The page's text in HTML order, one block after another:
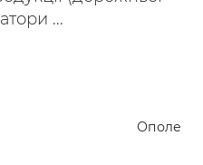
...
Ополе